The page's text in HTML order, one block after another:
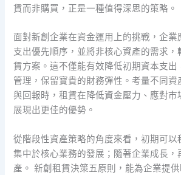
賃而非購買，正是一種值得深思的策略。
面對新創企業在資金運用上的挑戰，企業
支出優先順序，並將非核心資產的需求，
賃方案。這不僅能有效降低初期資本支出
管理，保留寶貴的財務彈性。考量不同資
與回報時，租賃在降低資金壓力、應對市
展現出更佳的優勢。
從階段性資產策略的角度來看，初期可以
集中於核心業務的發展；隨著企業成長，
產。 新創租賃決策五原則，能為企業提